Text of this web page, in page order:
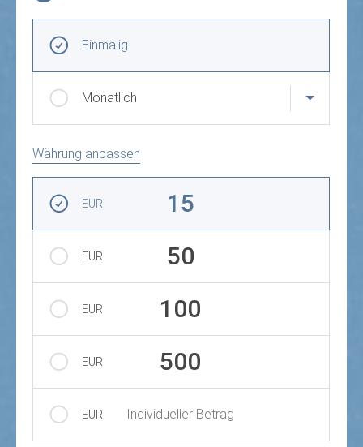
Einmalig
Monatlich
Währung anpassen
EUR 15
EUR 50
EUR 100
EUR 500
EUR Individueller Betrag